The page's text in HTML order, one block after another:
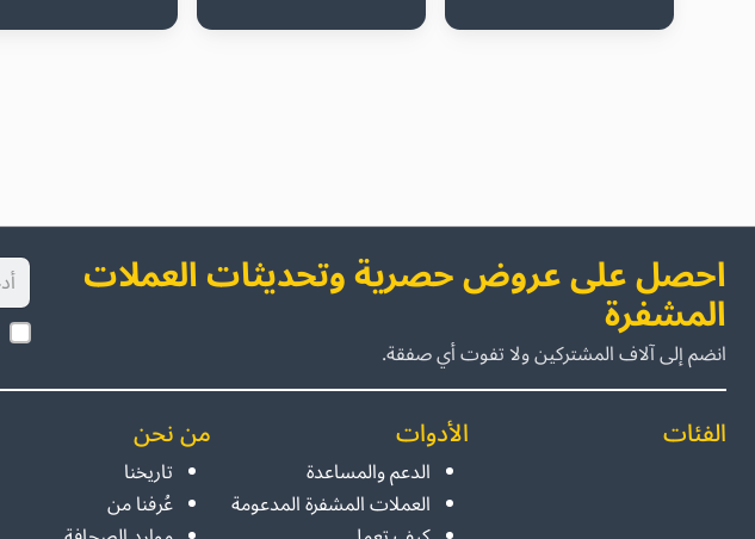
احصل على عروض حصرية وتحديثات العملات
المشفرة
انضم إلى آلاف المشتركين ولا تفوت أي صفقة.
الفئات الأدوات
الدعم والمساعدة
العملات المشفرة المدعومة
من نحن
تاريخنا
عُرفنا من